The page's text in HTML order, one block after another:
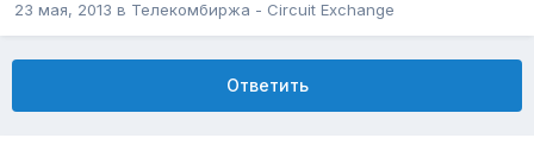
23 мая, 2013 в Телекомбиржа - Circuit Exchange
Ответить